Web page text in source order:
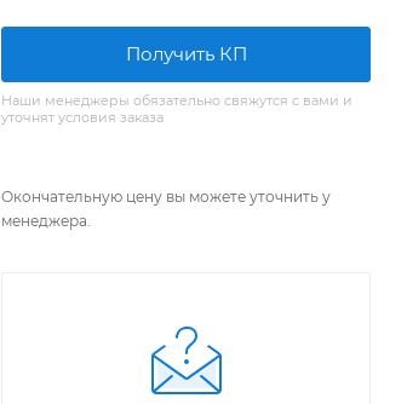
Получить КП
Наши менеджеры обязательно свяжутся с вами и
уточнят условия заказа
Окончательную цену вы можете уточнить у
менеджера.